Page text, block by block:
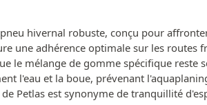
pneu hivernal robuste, conçu pour
une adhérence optimale sur les
le mélange de gomme spécifique
l'eau et la boue, prévenant
Petlas est synonyme de tranquillité